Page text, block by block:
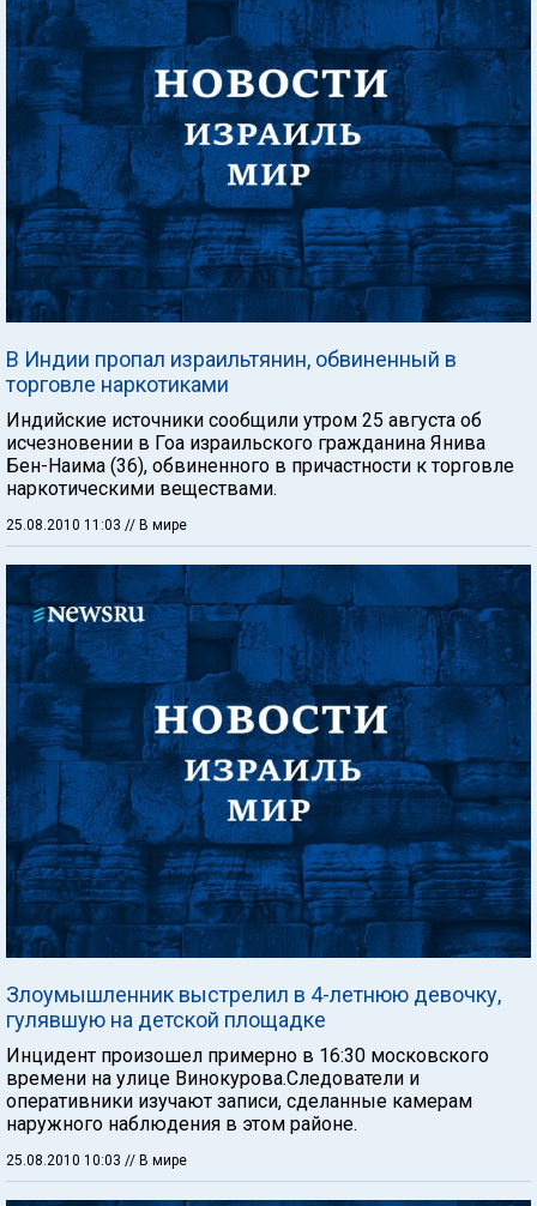
В Индии пропал израильтянин, обвиненный в
торговле наркотиками
Индийские источники сообщили утром 25 августа об
исчезновении в Гоа израильского гражданина Янива
Бен-Наима (36), обвиненного в причастности к торговле
наркотическими веществами.
25.08.2010 11:03 // В мире
Злоумышленник выстрелил в 4-летнюю девочку,
гулявшую на детской площадке
Инцидент произошел примерно в 16:30 московского
времени на улице Винокурова.Следователи и
оперативники изучают записи, сделанные камерам
наружного наблюдения в этом районе.
25.08.2010 10:03 // В мире